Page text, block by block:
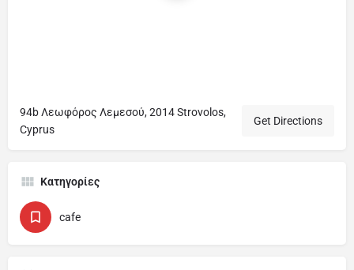
94b Λεωφόρος Λεμεσού, 2014 Strovolos,
Cyprus
Get Directions
Κατηγορίες
cafe